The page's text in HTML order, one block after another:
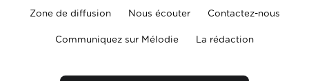
Zone de diffusion Nous écouter Contactez-nous
Communiquez sur Mélodie La rédaction